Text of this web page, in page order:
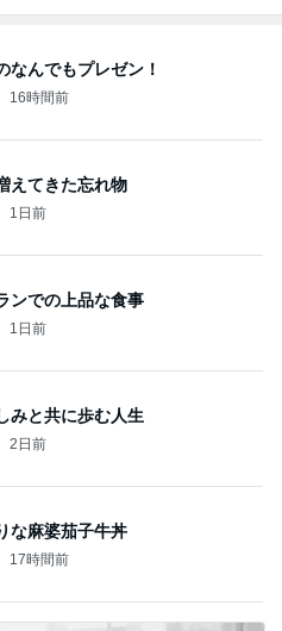
なんでもプレゼン！
16時間前
えてきた忘れ物
1日前
ンでの上品な食事
1日前
みと共に歩む人生
2日前
な麻婆茄子牛丼
17時間前